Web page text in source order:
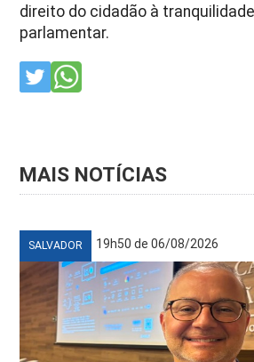
direito do cidadão à
parlamentar.
MAIS NOTÍCIAS
SALVADOR 19h50 de 06/08/2026